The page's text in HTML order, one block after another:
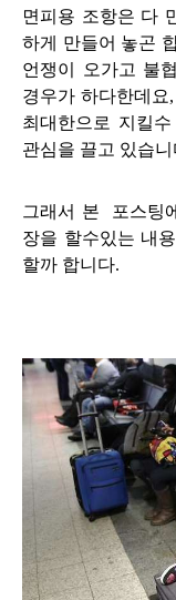
면피용 조항은 다
하게 만들어 놓곤
언쟁이 오가고 불
경우가 하다한데
최대한으로 지킬
관심을 끌고 있습니
그래서 본 포스팅
장을 할수있는 내
할까 합니다.